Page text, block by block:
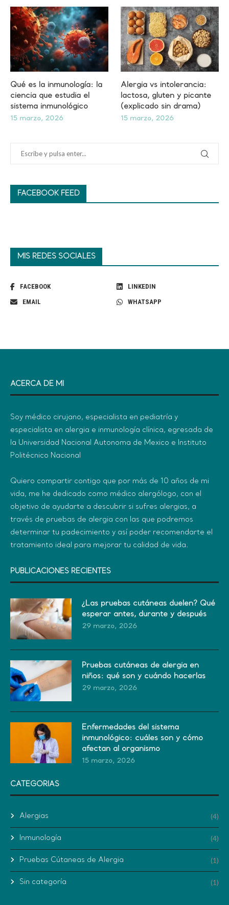
Qué es la inmunología: la
ciencia que estudia el
sistema inmunológico
15 marzo, 2026
Alergia vs intolerancia:
lactosa, gluten y picante
(explicado sin drama)
15 marzo, 2026
FACEBOOK FEED
MIS REDES SOCIALES
FACEBOOK
LINKEDIN
EMAIL
WHATSAPP
ACERCA DE MI
Soy médico cirujano, especialista en pediatría y
especialista en alergia e inmunología clínica, egresada de
la Universidad Nacional Autonoma de Mexico e Instituto
Politécnico Nacional
Quiero compartir contigo que por más de 10 años de mi
vida, me he dedicado como médico alergólogo, con el
objetivo de ayudarte a descubrir si sufres alergias, a
través de pruebas de alergia con las que podremos
determinar tu padecimiento y así poder recomendarte el
tratamiento ideal para mejorar tu calidad de vida.
PUBLICACIONES RECIENTES
¿Las pruebas cutáneas duelen? Qué
esperar antes, durante y después
29 marzo, 2026
Pruebas cutáneas de alergia en
niños: qué son y cuándo hacerlas
29 marzo, 2026
Enfermedades del sistema
inmunológico: cuáles son y cómo
afectan al organismo
15 marzo, 2026
CATEGORIAS
Alergias (4)
Inmunología (4)
Pruebas Cútaneas de Alergia (1)
Sin categoría (1)